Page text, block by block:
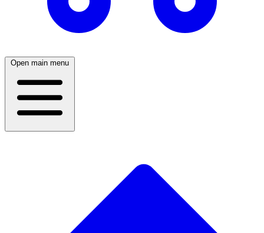
Open main menu